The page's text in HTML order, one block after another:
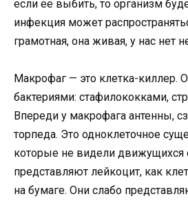
если ее выбить, то организм
инфекция может
грамотная, она живая, у нас нет
Макрофаг — это клетка-киллер.
бактериями: стафилококками,
Впереди у макрофага антенны,
торпеда. Это одноклеточное
которые не видели движущихся
представляют лейкоцит, как
на бумаге. Они слабо